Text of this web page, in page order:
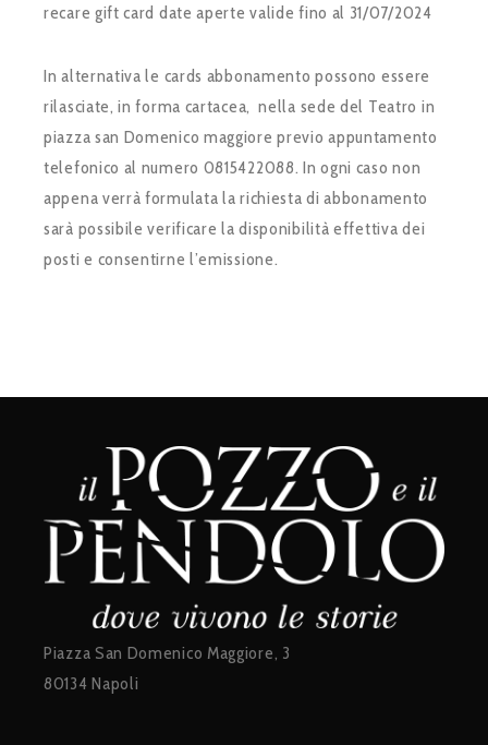
recare gift card date aperte valide fino al 31/07/2024
In alternativa le cards abbonamento possono essere
rilasciate, in forma cartacea, nella sede del Teatro in
piazza san Domenico maggiore previo appuntamento
telefonico al numero 0815422088. In ogni caso non
appena verrà formulata la richiesta di abbonamento
sarà possibile verificare la disponibilità effettiva dei
posti e consentirne l’emissione.
Piazza San Domenico Maggiore, 3
80134 Napoli